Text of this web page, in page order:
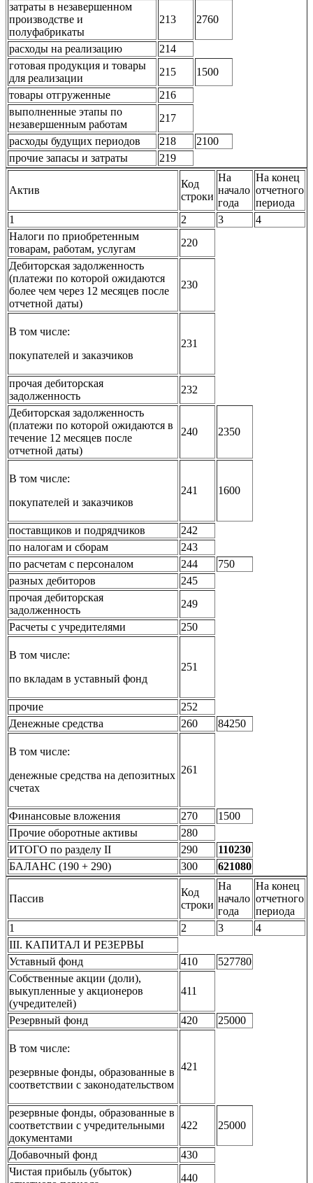
затраты в незавершенном
производстве и
полуфабрикаты
213 2760
расходы на реализацию
214
готовая продукция и товары
для реализации
215
1500
товары отгруженные
216
выполненные этапы по
незавершенным работам
217
расходы будущих периодов
218
2100
прочие запасы и затраты
219
Актив
Код
строки
На
начало
года
На конец
отчетного
периода
1
2 3
4
Налоги по приобретенным
товарам, работам, услугам
220
Дебиторская задолженность
(платежи по которой ожидаются
более чем через 12 месяцев после
отчетной даты)
230
В том числе:
покупателей и заказчиков
231
прочая дебиторская
задолженность
232
Дебиторская задолженность
(платежи по которой ожидаются в
течение 12 месяцев после
отчетной даты)
240 2350
В том числе:
покупателей и заказчиков
241 1600
поставщиков и подрядчиков
242
по налогам и сборам
243
по расчетам с персоналом
244
750
разных дебиторов
245
прочая дебиторская
задолженность
249
Расчеты с учредителями
250
В том числе:
по вкладам в уставный фонд
251
прочие
252
Денежные средства
260 84250
В том числе:
денежные средства на депозитных
счетах
261
Финансовые вложения 270
1500
Прочие оборотные активы
280
ИТОГО по разделу II
290
110230
БАЛАНС (190 + 290)
300 621080
Пассив
Код
строки
На
начало
года
На конец
отчетного
периода
1
2 3
4
III. КАПИТАЛ И РЕЗЕРВЫ
Уставный фонд
410
527780
Собственные акции (доли),
выкупленные у акционеров
(учредителей)
411
Резервный фонд 420 25000
В том числе:
резервные фонды, образованные в
соответствии с законодательством
421
резервные фонды, образованные в
соответствии с учредительными
документами
422 25000
Добавочный фонд
430
Чистая прибыль (убыток)
440